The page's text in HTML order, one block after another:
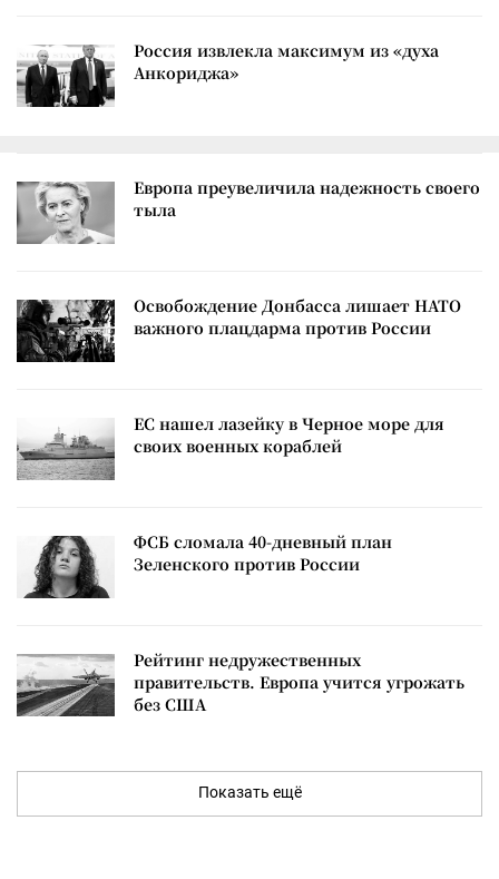
Россия извлекла максимум из «духа
Анкориджа»
Европа преувеличила надежность своего
тыла
Освобождение Донбасса лишает НАТО
важного плацдарма против России
ЕС нашел лазейку в Черное море для
своих военных кораблей
ФСБ сломала 40-дневный план
Зеленского против России
Рейтинг недружественных
правительств. Европа учится угрожать
без США
Показать ещё